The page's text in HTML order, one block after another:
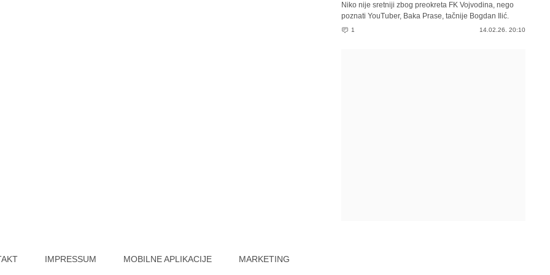
Niko nije sretniji zbog preokreta FK Vojvodina, nego
poznati YouTuber, Baka Prase, tačnije Bogdan Ilić.
1 14.02.26. 20:10
IMPRESSUM MOBILNE APLIKACIJE MARKETING